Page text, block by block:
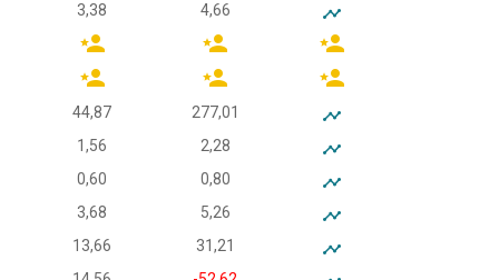
3,38 4,66
44,87
277,01
1,56
2,28
0,60
0,80
3,68
5,26
13,66
31,21